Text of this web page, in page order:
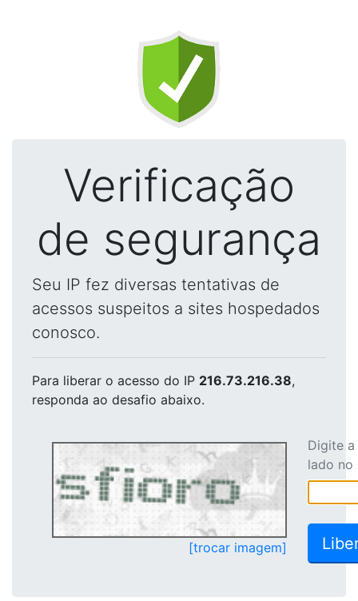
Verificação
de segurança
Seu IP fez diversas tentativas de
acessos suspeitos a sites hospedados
conosco.
Para liberar o acesso do IP 216.73.216.38,
responda ao desafio abaixo.
[trocar imagem]
Digite
lado no